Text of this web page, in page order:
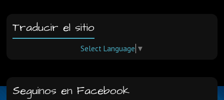
Traducir el sitio
Select Language ▼
Seguinos en Facebook